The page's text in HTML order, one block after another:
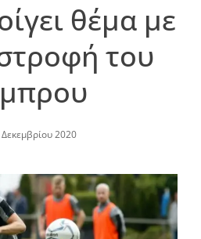
θέμα με
του
2020